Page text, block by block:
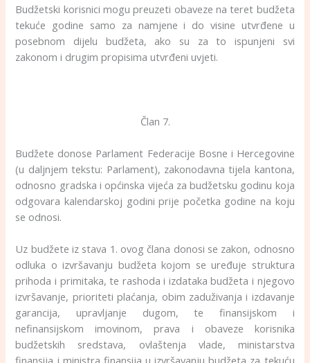
Budžetski korisnici mogu preuzeti obaveze na teret budžeta
tekuće godine samo za namjene i do visine utvrđene u
posebnom dijelu budžeta, ako su za to ispunjeni svi
zakonom i drugim propisima utvrđeni uvjeti.
Član 7.
Budžete donose Parlament Federacije Bosne i Hercegovine
(u daljnjem tekstu: Parlament), zakonodavna tijela kantona,
odnosno gradska i općinska vijeća za budžetsku godinu koja
odgovara kalendarskoj godini prije početka godine na koju
se odnosi.
Uz budžete iz stava 1. ovog člana donosi se zakon, odnosno
odluka o izvršavanju budžeta kojom se uređuje struktura
prihoda i primitaka, te rashoda i izdataka budžeta i njegovo
izvršavanje, prioriteti plaćanja, obim zaduživanja i izdavanje
garancija, upravljanje dugom, te finansijskom i
nefinansijskom imovinom, prava i obaveze korisnika
budžetskih sredstava, ovlaštenja vlade, ministarstva